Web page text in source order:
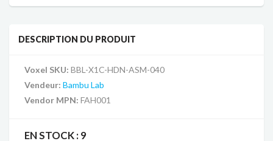
DESCRIPTION DU PRODUIT
Voxel SKU: BBL-X1C-HDN-ASM-040
Vendeur: Bambu Lab
Vendor MPN: FAH001
EN STOCK : 9